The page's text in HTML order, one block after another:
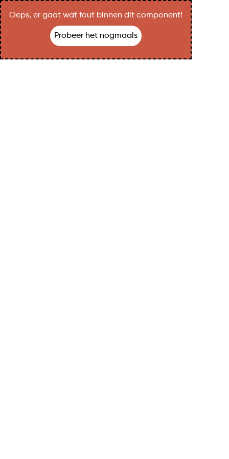
Oeps, er gaat wat fout binnen dit component!
Probeer het nogmaals